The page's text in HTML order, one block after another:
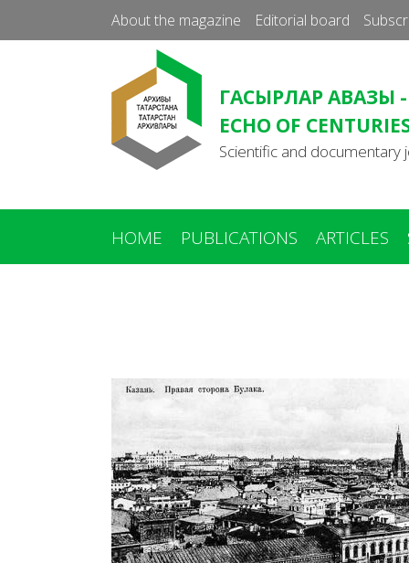
About the magazine Editorial board
ГАСЫРЛАР АВАЗЫ
ECHO OF
Scientific and documentary
HOME PUBLICATIONS ARTICLES